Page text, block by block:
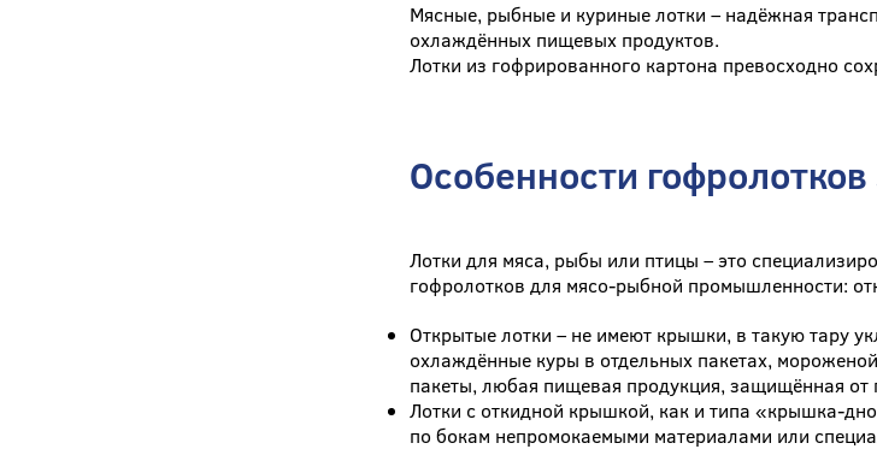
Мясные, рыбные и куриные лотки – надёжная
охлаждённых пищевых продуктов.
Лотки из гофрированного картона превосходно
Особенности
Лотки для мяса, рыбы или птицы – это
гофролотков для мясо-рыбной промышленности:
Открытые лотки – не имеют крышки, в такую тару
охлаждённые куры в отдельных пакетах,
пакеты, любая пищевая продукция, защищённая от
Лотки с откидной крышкой, как и типа «крышка-
по бокам непромокаемыми материалами или